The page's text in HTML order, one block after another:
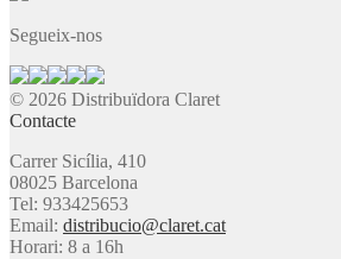
Segueix-nos
© 2026 Distribuïdora Claret
Contacte
Carrer Sicília, 410
08025 Barcelona
Tel: 933425653
Email: distribucio@claret.cat
Horari: 8 a 16h